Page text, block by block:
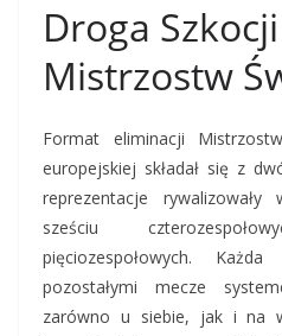
Droga
Mistrzostw
Format eliminacji
europejskiej składał się z
reprezentacje
sześciu
pięciozespołowych.
pozostałymi mecze
zarówno u siebie, jak i na